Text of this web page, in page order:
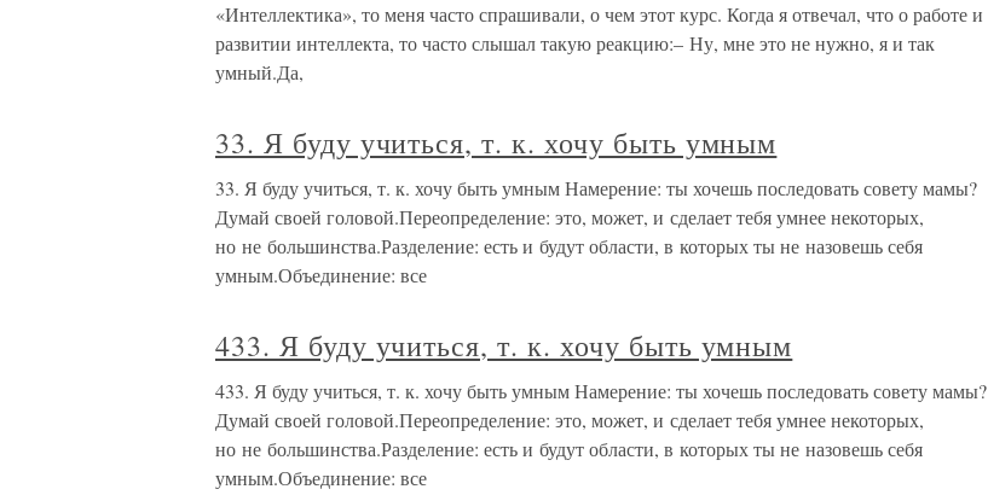
«Интеллектика», то меня часто спрашивали, о чем этот курс. Когда я отвечал, что о работе и
развитии интеллекта, то часто слышал такую реакцию:– Ну, мне это не нужно, я и так
умный.Да,
33. Я буду учиться, т. к. хочу быть умным
33. Я буду учиться, т. к. хочу быть умным Намерение: ты хочешь последовать совету мамы?
Думай своей головой.Переопределение: это, может, и сделает тебя умнее некоторых,
но не большинства.Разделение: есть и будут области, в которых ты не назовешь себя
умным.Объединение: все
433. Я буду учиться, т. к. хочу быть умным
433. Я буду учиться, т. к. хочу быть умным Намерение: ты хочешь последовать совету мамы?
Думай своей головой.Переопределение: это, может, и сделает тебя умнее некоторых,
но не большинства.Разделение: есть и будут области, в которых ты не назовешь себя
умным.Объединение: все